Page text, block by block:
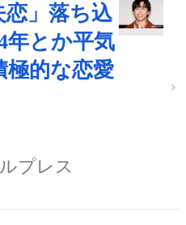
恋」落ち込
年とか平気
極的な恋愛
プレス